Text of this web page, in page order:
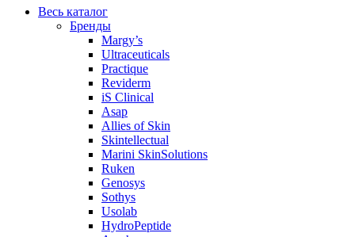
Весь каталог
Бренды
Margy’s
Ultraceuticals
Practique
Reviderm
iS Clinical
Asap
Allies of Skin
Skintellectual
Marini SkinSolutions
Ruken
Genosys
Sothys
Usolab
HydroPeptide